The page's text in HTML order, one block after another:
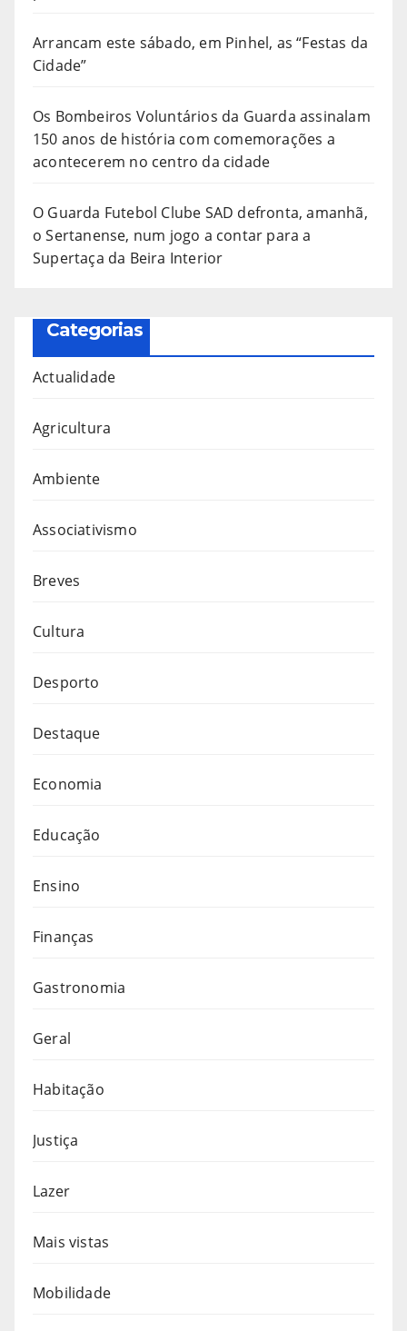
Arrancam este sábado, em Pinhel, as “Festas da
Cidade”
Os Bombeiros Voluntários da Guarda assinalam
150 anos de história com comemorações a
acontecerem no centro da cidade
O Guarda Futebol Clube SAD defronta, amanhã,
o Sertanense, num jogo a contar para a
Supertaça da Beira Interior
Categorias
Actualidade
Agricultura
Ambiente
Associativismo
Breves
Cultura
Desporto
Destaque
Economia
Educação
Ensino
Finanças
Gastronomia
Geral
Habitação
Justiça
Lazer
Mais vistas
Mobilidade